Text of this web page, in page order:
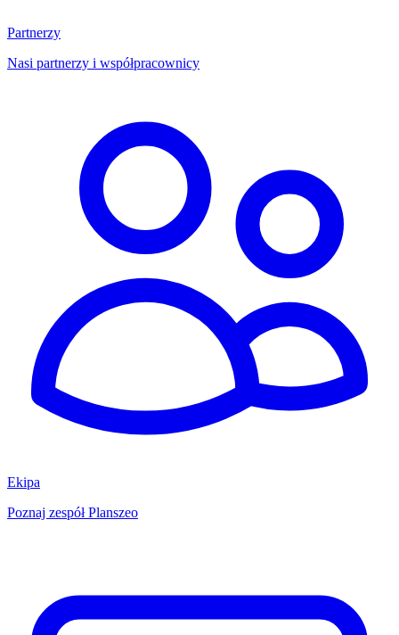
Partnerzy
Nasi partnerzy i współpracownicy
Ekipa
Poznaj zespół Planszeo